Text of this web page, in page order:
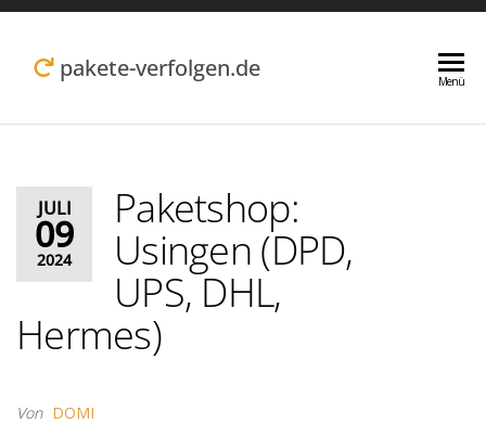
Zum
Inhalt pakete-verfolgen.de Menü
JULI
09
2024
Paketshop:
Usingen (DPD,
UPS, DHL,
Hermes)
Von DOMI